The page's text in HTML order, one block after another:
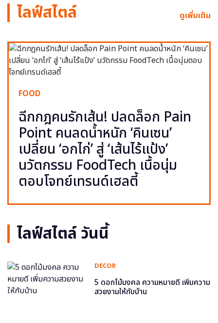
ไลฟ์สไตล์ ดูเพิ่มเติม
FOOD
ฉีกกฎคนรักเส้น! ปลดล็อก Pain
Point คนลดน้ำหนัก ‘คินเซน’
เปลี่ยน ‘อกไก่’ สู่ ‘เส้นไร้แป้ง’
นวัตกรรม FoodTech เนื้อนุ่ม
ตอบโจทย์เทรนด์เฮลตี้
ไลฟ์สไตล์ วันนี้
DECOR
5 ดอกไม้มงคล ความหมายดี เพิ่มความ
สวยงามให้กับบ้าน